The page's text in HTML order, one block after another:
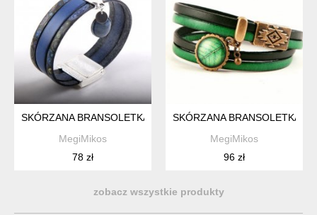
SKÓRZANA BRANSOLETKA Z LAPIS LAZULI, ZAPIĘCIE
MegiMikos
78 zł
SKÓRZANA BRANSOLETKA
MegiMikos
96 zł
zobacz wszystkie produkty